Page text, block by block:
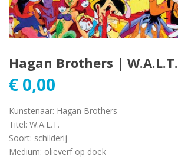
Hagan Brothers | W.A.L.T.
€ 0,00
Kunstenaar: Hagan Brothers
Titel: W.A.L.T.
Soort: schilderij
Medium: olieverf op doek